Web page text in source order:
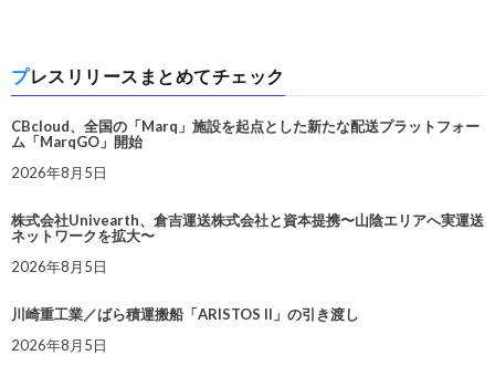
プレスリリースまとめてチェック
CBcloud、全国の「Marq」施設を起点とした新たな配送プラットフォー
ム「MarqGO」開始
2026年8月5日
株式会社Univearth、倉吉運送株式会社と資本提携〜山陰エリアへ実運送
ネットワークを拡大〜
2026年8月5日
川崎重工業／ばら積運搬船「ARISTOS II」の引き渡し
2026年8月5日